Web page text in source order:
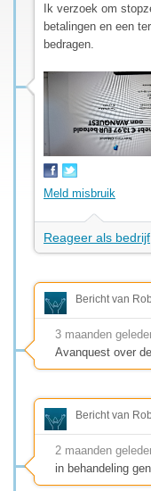
Ik verzoek om
betalingen en een
bedragen.
Meld misbruik
Reageer als bedrijf
Bericht van
3 maanden
Avanquest over
Bericht van
2 maanden
in behandeling